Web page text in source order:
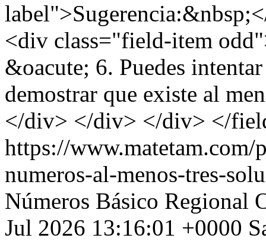
<div class="field-item
&oacute; 6. Puedes
demostrar que existe al
</div> </div> </div> </
https://www.matetam.com/
numeros-al-menos-tres-
Números Básico Regional
Jul 2026 13:16:01 +0000